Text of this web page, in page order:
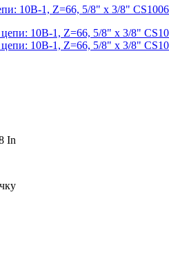
10B-1, Z=66, 5/8" x 3/8"
In